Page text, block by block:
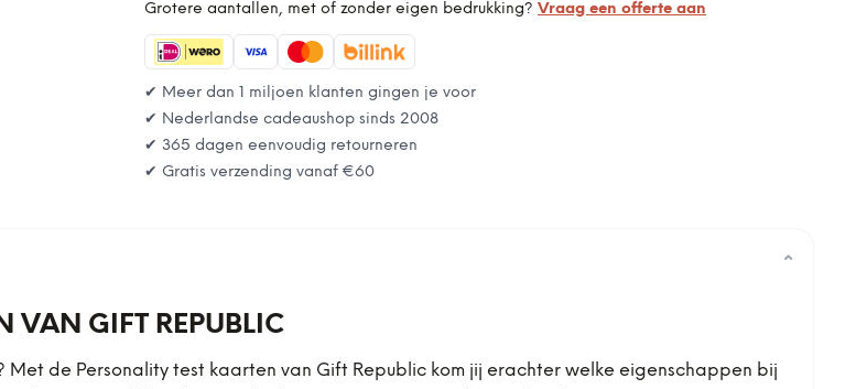
Grotere aantallen, met of zonder eigen bedrukking? Vraag een offerte aan
✔ Meer dan 1 miljoen klanten gingen je voor
✔ Nederlandse cadeaushop sinds 2008
✔ 365 dagen eenvoudig retourneren
✔ Gratis verzending vanaf €60
⌄
VAN GIFT REPUBLIC
Met de Personality test kaarten van Gift Republic kom jij erachter welke eigenschappen bij